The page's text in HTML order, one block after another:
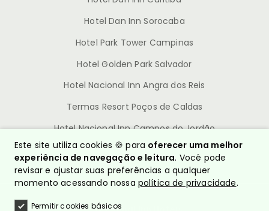
Hotel Dan Inn Sorocaba
Hotel Park Tower Campinas
Hotel Golden Park Salvador
Hotel Nacional Inn Angra dos Reis
Termas Resort Poços de Caldas
Hotel Nacional Inn Campos do Jordão
Este site utiliza cookies 🍪 para oferecer uma melhor
experiência de navegação e leitura. Você pode
revisar e ajustar suas preferências a qualquer
momento acessando nossa política de privacidade.
Permitir cookies básicos